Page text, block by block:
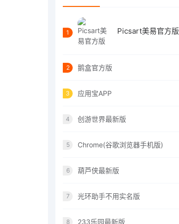
1 Picsart美易官方版
2 鹅盒官方版
3 应用宝APP
4 创游世界最新版
5 Chrome(谷歌浏览器手机版)
6 葫芦侠最新版
7 光环助手不用实名版
8 233乐园最新版